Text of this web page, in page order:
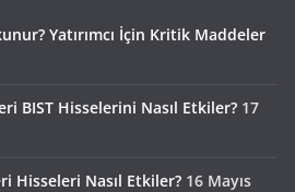
Yatırımcı İçin Kritik Maddeler
BIST Hisselerini Nasıl Etkiler? 17
Hisseleri Nasıl Etkiler? 16 Mayıs